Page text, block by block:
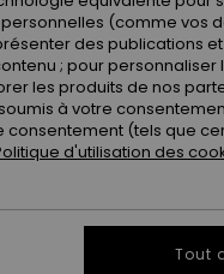
Couleur
XS
(comme vos
des publications
; pour personnaliser
les produits de nos
à votre
(tels que
d'utilisation des
Tout